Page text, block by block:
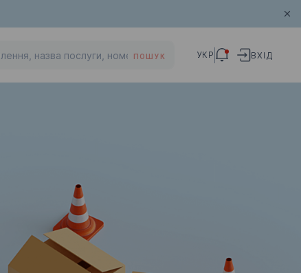
ПОШУК УКР ВХІД